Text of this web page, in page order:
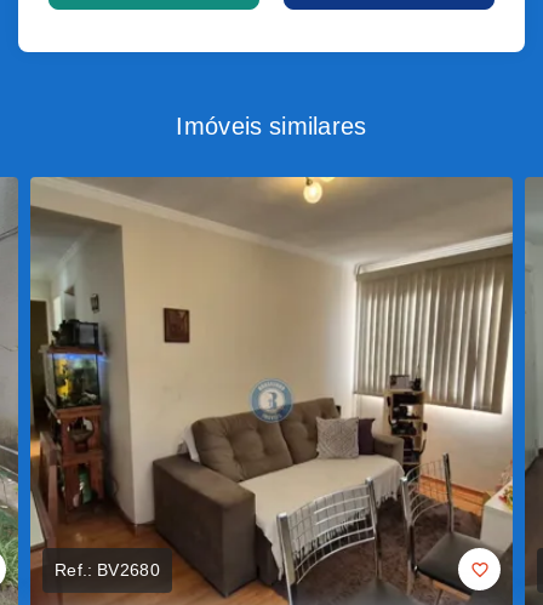
Imóveis similares
Ref.: BV2680